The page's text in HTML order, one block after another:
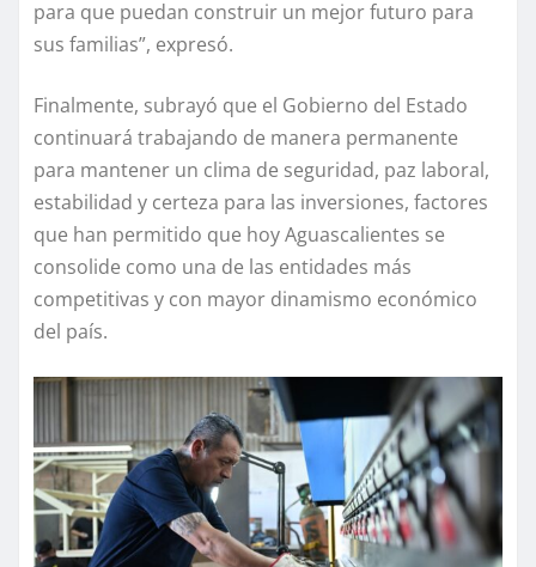
para que puedan construir un mejor futuro para
sus familias”, expresó.
Finalmente, subrayó que el Gobierno del Estado
continuará trabajando de manera permanente
para mantener un clima de seguridad, paz laboral,
estabilidad y certeza para las inversiones, factores
que han permitido que hoy Aguascalientes se
consolide como una de las entidades más
competitivas y con mayor dinamismo económico
del país.